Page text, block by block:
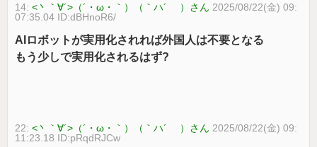
14:<丶｀∀´>（´・ω・｀）（｀ハ´ ）さん 2025/08/22(金) 09:
07:35.04 ID:dBHnoR6/
AIロボットが実用化されれば外国人は不要となる
もう少しで実用化されるはず?
22:<丶｀∀´>（´・ω・｀）（｀ハ´ ）さん 2025/08/22(金) 09:
11:23.18 ID:pRqdRJCw